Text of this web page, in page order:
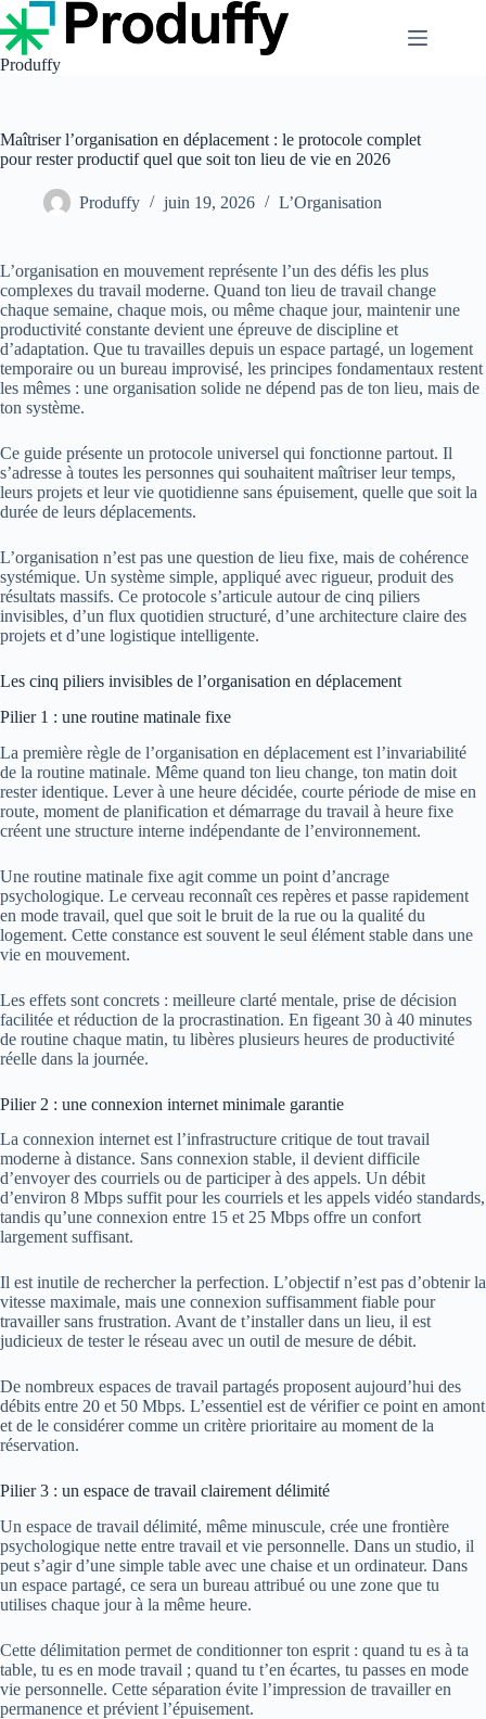
Passer
au
contenu
Produffy
Maîtriser l’organisation en déplacement : le protocole complet
pour rester productif quel que soit ton lieu de vie en 2026
Produffy juin 19, 2026 L’Organisation
L’organisation en mouvement représente l’un des défis les plus
complexes du travail moderne. Quand ton lieu de travail change
chaque semaine, chaque mois, ou même chaque jour, maintenir une
productivité constante devient une épreuve de discipline et
d’adaptation. Que tu travailles depuis un espace partagé, un logement
temporaire ou un bureau improvisé, les principes fondamentaux restent
les mêmes : une organisation solide ne dépend pas de ton lieu, mais de
ton système.
Ce guide présente un protocole universel qui fonctionne partout. Il
s’adresse à toutes les personnes qui souhaitent maîtriser leur temps,
leurs projets et leur vie quotidienne sans épuisement, quelle que soit la
durée de leurs déplacements.
L’organisation n’est pas une question de lieu fixe, mais de cohérence
systémique. Un système simple, appliqué avec rigueur, produit des
résultats massifs. Ce protocole s’articule autour de cinq piliers
invisibles, d’un flux quotidien structuré, d’une architecture claire des
projets et d’une logistique intelligente.
Les cinq piliers invisibles de l’organisation en déplacement
Pilier 1 : une routine matinale fixe
La première règle de l’organisation en déplacement est l’invariabilité
de la routine matinale. Même quand ton lieu change, ton matin doit
rester identique. Lever à une heure décidée, courte période de mise en
route, moment de planification et démarrage du travail à heure fixe
créent une structure interne indépendante de l’environnement.
Une routine matinale fixe agit comme un point d’ancrage
psychologique. Le cerveau reconnaît ces repères et passe rapidement
en mode travail, quel que soit le bruit de la rue ou la qualité du
logement. Cette constance est souvent le seul élément stable dans une
vie en mouvement.
Les effets sont concrets : meilleure clarté mentale, prise de décision
facilitée et réduction de la procrastination. En figeant 30 à 40 minutes
de routine chaque matin, tu libères plusieurs heures de productivité
réelle dans la journée.
Pilier 2 : une connexion internet minimale garantie
La connexion internet est l’infrastructure critique de tout travail
moderne à distance. Sans connexion stable, il devient difficile
d’envoyer des courriels ou de participer à des appels. Un débit
d’environ 8 Mbps suffit pour les courriels et les appels vidéo standards,
tandis qu’une connexion entre 15 et 25 Mbps offre un confort
largement suffisant.
Il est inutile de rechercher la perfection. L’objectif n’est pas d’obtenir la
vitesse maximale, mais une connexion suffisamment fiable pour
travailler sans frustration. Avant de t’installer dans un lieu, il est
judicieux de tester le réseau avec un outil de mesure de débit.
De nombreux espaces de travail partagés proposent aujourd’hui des
débits entre 20 et 50 Mbps. L’essentiel est de vérifier ce point en amont
et de le considérer comme un critère prioritaire au moment de la
réservation.
Pilier 3 : un espace de travail clairement délimité
Un espace de travail délimité, même minuscule, crée une frontière
psychologique nette entre travail et vie personnelle. Dans un studio, il
peut s’agir d’une simple table avec une chaise et un ordinateur. Dans
un espace partagé, ce sera un bureau attribué ou une zone que tu
utilises chaque jour à la même heure.
Cette délimitation permet de conditionner ton esprit : quand tu es à ta
table, tu es en mode travail ; quand tu t’en écartes, tu passes en mode
vie personnelle. Cette séparation évite l’impression de travailler en
permanence et prévient l’épuisement.